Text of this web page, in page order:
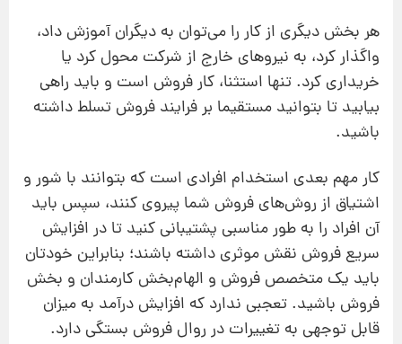
هر بخش دیگری از کار را می‌توان به دیگران آموزش داد،
واگذار کرد، به نیروهای خارج از شرکت محول کرد یا
خریداری كرد. تنها استثنا، کار فروش است و بايد راهی
بیابید تا بتوانید مستقیما بر فرايند فروش تسلط داشته
باشید.
کار مهم بعدی استخدام افرادی است که بتوانند با شور و
اشتياق از روش‌های فروش شما پیروی کنند، سپس باید
آن افراد را به طور مناسبی پشتيبانی کنید تا در افزایش
سریع فروش نقش موثری داشته باشند؛ بنابراین خودتان
باید یک متخصص فروش و الهام‌بخش کارمندان و بخش
فروش باشید. تعجبی ندارد که افزایش درآمد به میزان
قابل‌ توجهی به تغییرات در روال فروش بستگی دارد.